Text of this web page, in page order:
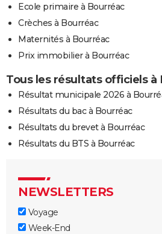
Ecole primaire à Bourréac
Crèches à Bourréac
Maternités à Bourréac
Prix immobilier à Bourréac
Tous les résultats officiels à
Résultat municipale 2026 à
Résultats du bac à Bourréac
Résultats du brevet à Bourréac
Résultats du BTS à Bourréac
NEWSLETTERS
Voyage
Week-End